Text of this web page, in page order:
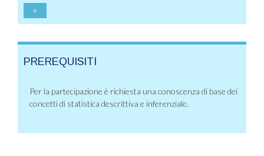
+
PREREQUISITI
Per la partecipazione è richiesta una conoscenza di base dei
concetti di statistica descrittiva e inferenziale.